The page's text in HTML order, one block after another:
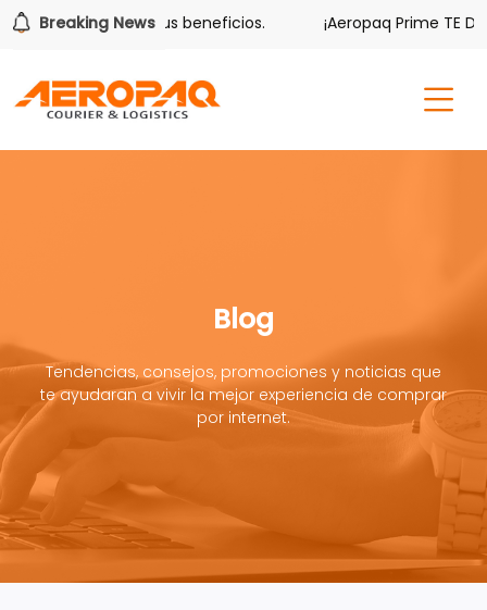
Breaking News
también tiene sus beneficios. ¡Aeropaq Prime TE DA
Blog
Tendencias, consejos, promociones y noticias que
te ayudaran a vivir la mejor experiencia de comprar
por internet.